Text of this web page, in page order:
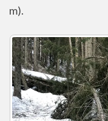
m).